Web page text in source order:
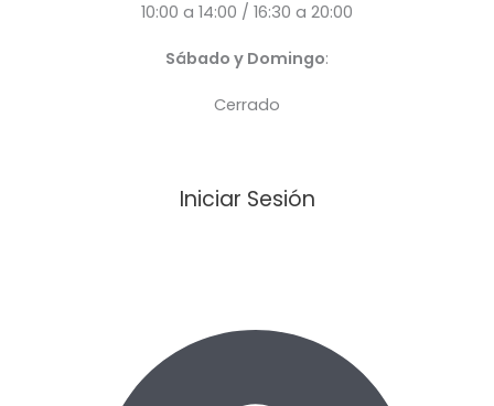
10:00 a 14:00 / 16:30 a 20:00
Sábado y Domingo:
Cerrado
Iniciar Sesión